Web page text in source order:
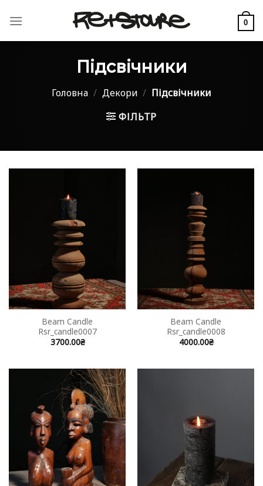
0
Підсвічники
Головна / Декори / Підсвічники
ФІЛЬТР
Beam Candle
Rsr_candle0007
3700.00₴
Beam Candle
Rsr_candle0008
4000.00₴